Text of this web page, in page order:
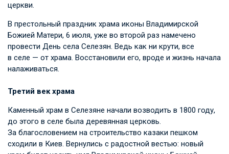
церкви.
В престольный праздник храма иконы Владимирской
Божией Матери, 6 июля, уже во второй раз намечено
провести День села Селезян. Ведь как ни крути, все
в селе — от храма. Восстановили его, вроде и жизнь начала
налаживаться.
Третий век храма
Каменный храм в Селезяне начали возводить в 1800 году,
до этого в селе была деревянная церковь.
За благословением на строительство казаки пешком
сходили в Киев. Вернулись с радостной вестью: новый